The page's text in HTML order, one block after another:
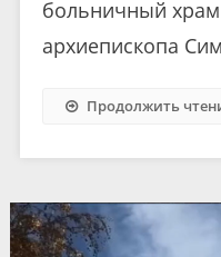
больничный храм
архиепископа
Продолжить